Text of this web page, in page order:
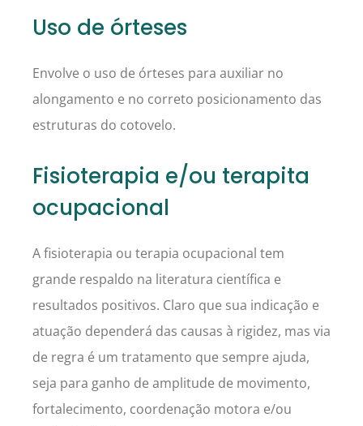
Uso de órteses
Envolve o uso de órteses para auxiliar no
alongamento e no correto posicionamento das
estruturas do cotovelo.
Fisioterapia e/ou terapita
ocupacional
A fisioterapia ou terapia ocupacional tem
grande respaldo na literatura científica e
resultados positivos. Claro que sua indicação e
atuação dependerá das causas à rigidez, mas via
de regra é um tratamento que sempre ajuda,
seja para ganho de amplitude de movimento,
fortalecimento, coordenação motora e/ou